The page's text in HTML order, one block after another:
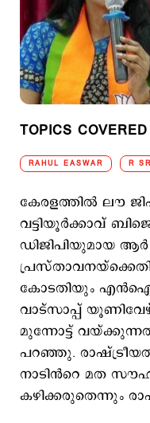
TOPICS COVERED
RAHUL EASWAR R
കേരളത്തില്‍ ലൗ
വട്ടിയൂര്‍ക്കാവ്
ഡിജിപിയുമായ
കോടതിയും
വാട്സാപ്പ്
മുന്നോട്ട്
പറഞ്ഞു.
നാടിൻറെ മത
കഴിക്കരുതെന്നും